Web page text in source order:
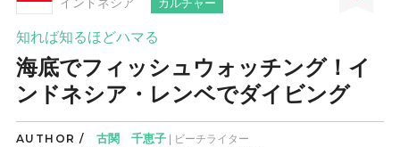
カルチャー
知れば知るほどハマる
海底でフィッシュウォッチング！イ
ンドネシア・レンベでダイビング
AUTHOR / 古関 千恵子| ビーチライター